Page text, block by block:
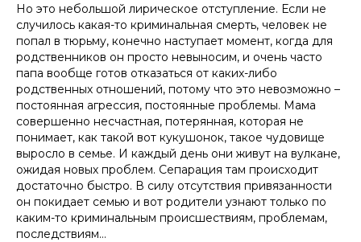
Но это небольшой лирическое отступление. Если не
случилось какая-то криминальная смерть, человек не
попал в тюрьму, конечно наступает момент, когда для
родственников он просто невыносим, и очень часто
папа вообще готов отказаться от каких-либо
родственных отношений, потому что это невозможно –
постоянная агрессия, постоянные проблемы. Мама
совершенно несчастная, потерянная, которая не
понимает, как такой вот кукушонок, такое чудовище
выросло в семье. И каждый день они живут на вулкане,
ожидая новых проблем. Сепарация там происходит
достаточно быстро. В силу отсутствия привязанности
он покидает семью и вот родители узнают только по
каким-то криминальным происшествиям, проблемам,
последствиям…